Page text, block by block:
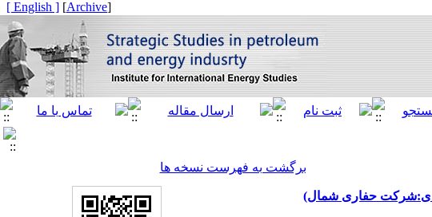
[
Archive
]
[ English ]
برگشت به فهرست نسخه ها